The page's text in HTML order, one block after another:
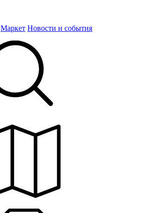
Маркет Новости и события